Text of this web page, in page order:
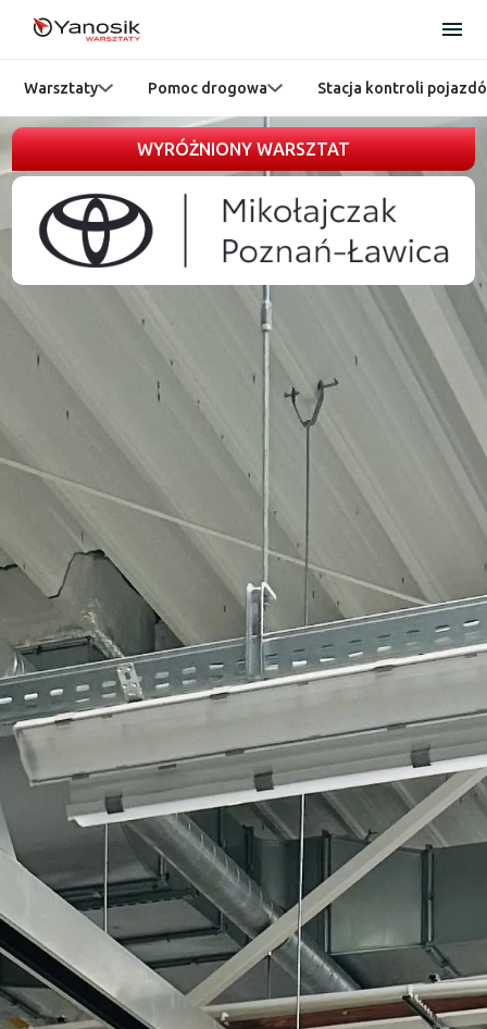
Warsztaty Pomoc drogowa Stacja kontroli
WYRÓŻNIONY WARSZTAT